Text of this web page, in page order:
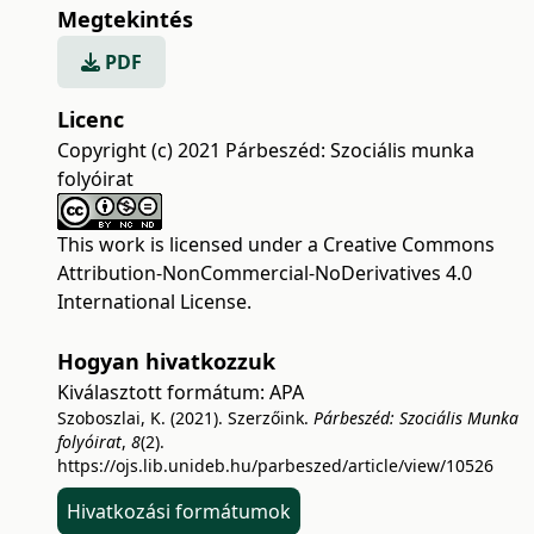
Megtekintés
PDF
Licenc
Copyright (c) 2021 Párbeszéd: Szociális munka
folyóirat
This work is licensed under a Creative Commons
Attribution-NonCommercial-NoDerivatives 4.0
International License.
Hogyan hivatkozzuk
Kiválasztott formátum: APA
Szoboszlai, K. (2021). Szerzőink. Párbeszéd: Szociális Munka
folyóirat, 8(2).
https://ojs.lib.unideb.hu/parbeszed/article/view/10526
Hivatkozási formátumok